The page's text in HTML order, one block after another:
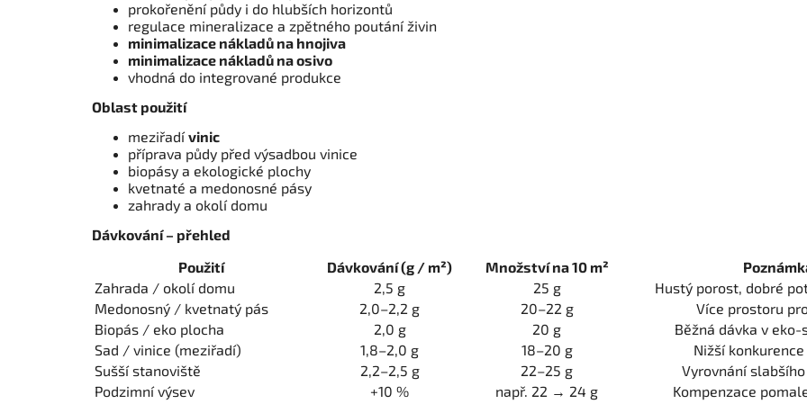
prokořenění půdy i do hlubších horizontů
regulace mineralizace a zpětného poutání živin
minimalizace nákladů na hnojiva
minimalizace nákladů na osivo
vhodná do integrované produkce
Oblast použití
meziřadívinic
příprava půdy před výsadbou vinice
biopásy a ekologické plochy
kvetnaté a medonosné pásy
zahrady a okolí domu
Dávkování – přehled
Použití
Dávkování (g / m²) Množství na 10 m²
Zahrada / okolí domu
2,5 g 25 g
Hustý porost, dobré
Medonosný / kvetnatý pás
2,0–2,2 g 20–22 g
Více prostoru
Biopás / eko plocha
2,0 g 20 g
Běžná dávka v
Sad / vinice (meziřadí)
1,8–2,0 g 18–20 g
Nižší
Sušší stanoviště
2,2–2,5 g 22–25 g
Vyrovnání
Podzimní výsev
+10 % např. 22 → 24 g Kompenzace